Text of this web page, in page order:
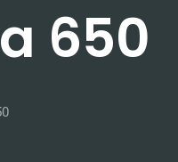
650